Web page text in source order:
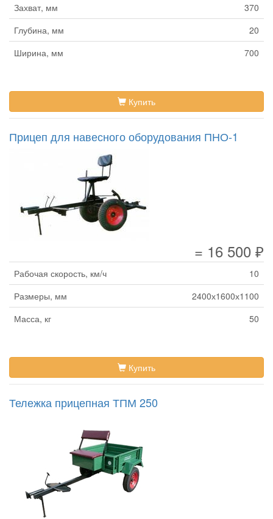
Захват, мм
370
Глубина, мм
20
Ширина, мм
700
Купить
Прицеп для навесного оборудования ПНО-1
= 16 500 ₽
Рабочая скорость, км/ч
10
Размеры, мм
2400х1600х1100
Масса, кг
50
Купить
Тележка прицепная ТПМ 250